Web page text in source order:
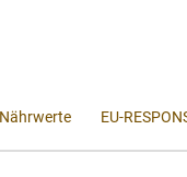
Nährwerte EU-